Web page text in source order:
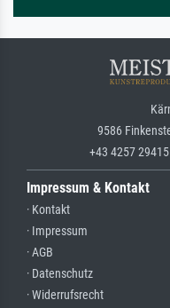
9586
+43 4257
Impressum & Kontakt
· Kontakt
· Impressum
· AGB
· Datenschutz
· Widerrufsrecht